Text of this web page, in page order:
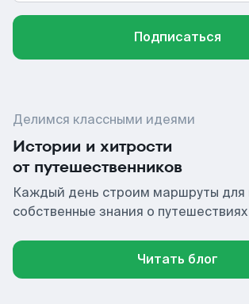
Подписаться
Делимся классными идеями
Истории и хитрости
от путешественников
Каждый день строим маршруты для
собственные знания о путешествиях
Читать блог